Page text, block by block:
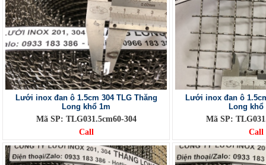
Lưới inox đan ô 1.5cm 304 TLG Thăng
Long khổ 1m
Mã SP: TLG031.5cm60-304
Call
Lưới inox đan ô
Long khổ
Mã SP:
Call